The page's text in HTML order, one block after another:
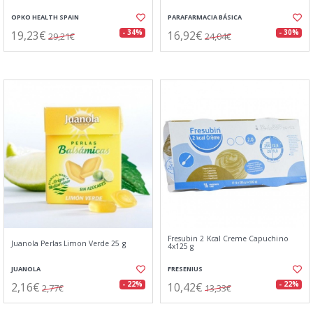
OPKO HEALTH SPAIN
19,23€ 29,21€ - 34%
PARAFARMACIA BÁSICA
16,92€ 24,04€ - 30%
Juanola Perlas Limon Verde 25 g
JUANOLA
2,16€ 2,77€ - 22%
Fresubin 2 Kcal Creme Capuchino
4x125 g
FRESENIUS
10,42€ 13,33€ - 22%